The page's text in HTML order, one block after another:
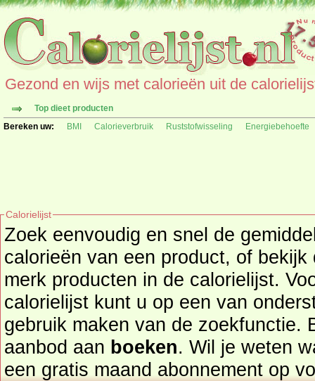
Gezond en wijs met calorieën uit de
Top dieet producten
Bereken uw:
BMI Calorieverbruik Ruststofwisseling Energiebehoefte
Calorielijst
Zoek eenvoudig en snel de
calorieën van een product, of
merk producten in de calorielijst.
calorielijst kunt u op een van
gebruik maken van de zoekfunctie.
aanbod aan boeken. Wil je weten
een gratis maand abonnement op